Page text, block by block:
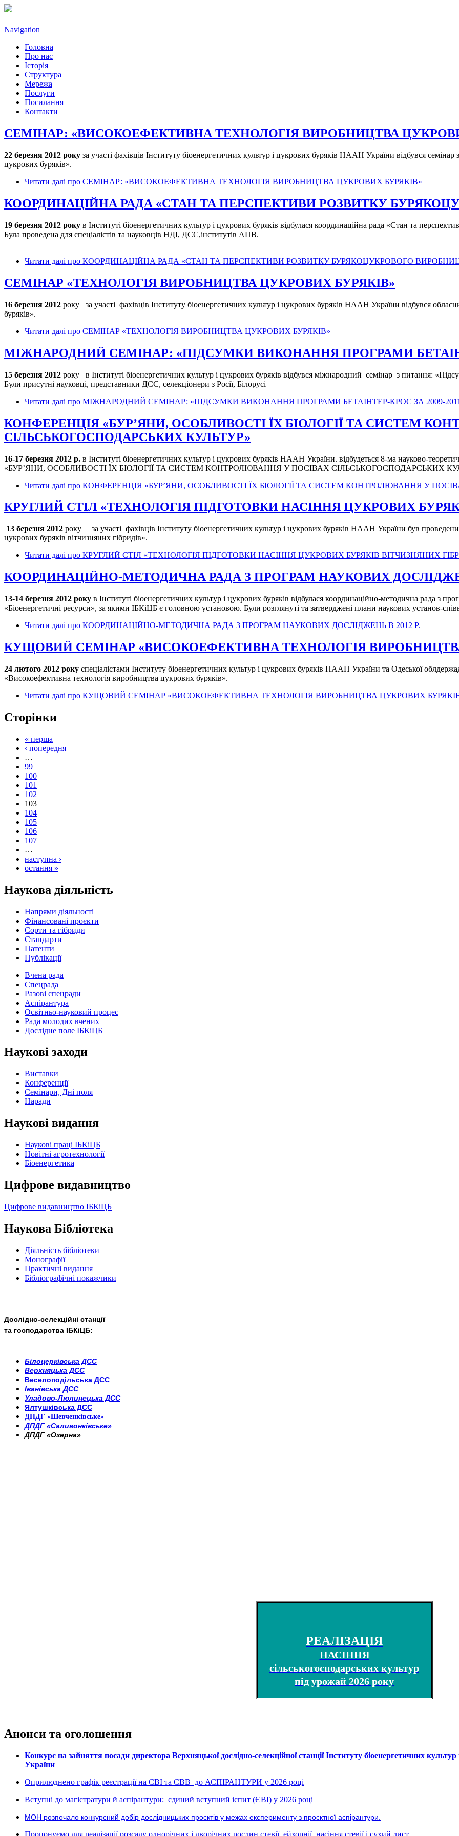
Navigation
Головна
Про нас
Історія
Структура
Мережа
Послуги
Посилання
Контакти
СЕМІНАР: «ВИСОКОЕФЕКТИВНА ТЕХНОЛОГІЯ ВИРОБНИЦТВА
22 березня 2012 року за участі фахівців Інституту біоенергетичних культур і цукрових буряків НААН України відбувся
цукрових буряків».
Читати далі про СЕМІНАР: «ВИСОКОЕФЕКТИВНА ТЕХНОЛОГІЯ ВИРОБНИЦТВА ЦУКРОВИХ БУРЯКІВ»
КООРДИНАЦІЙНА РАДА «СТАН ТА ПЕРСПЕКТИВИ РОЗВИТКУ
19 березня 2012 року в Інституті біоенергетичних культур і цукрових буряків відбулася координаційна рада «Стан та
Була проведена для спеціалістів та науковців НДІ, ДСС,інститутів АПВ.
Читати далі про КООРДИНАЦІЙНА РАДА «СТАН ТА ПЕРСПЕКТИВИ РОЗВИТКУ БУРЯКОЦУКРОВОГО
СЕМІНАР «ТЕХНОЛОГІЯ ВИРОБНИЦТВА ЦУКРОВИХ БУРЯКІВ»
16 березня 2012 року за участі фахівців Інституту біоенергетичних культур і цукрових буряків НААН України відбувся
буряків».
Читати далі про СЕМІНАР «ТЕХНОЛОГІЯ ВИРОБНИЦТВА ЦУКРОВИХ БУРЯКІВ»
МІЖНАРОДНИЙ СЕМІНАР: «ПІДСУМКИ ВИКОНАННЯ ПРОГРАМИ
15 березня 2012 року в Інституті біоенергетичних культур і цукрових буряків відбувся міжнародний семінар з питання:
Були присутні науковці, представники ДСС, селекціонери з Росії, Білорусі
Читати далі про МІЖНАРОДНИЙ СЕМІНАР: «ПІДСУМКИ ВИКОНАННЯ ПРОГРАМИ БЕТАІНТЕР-КРОС ЗА 2009-2011
КОНФЕРЕНЦІЯ «БУР’ЯНИ, ОСОБЛИВОСТІ ЇХ БІОЛОГІЇ ТА СИСТЕМ
СІЛЬСЬКОГОСПОДАРСЬКИХ КУЛЬТУР»
16-17 березня 2012 р. в Інституті біоенергетичних культур і цукрових буряків НААН України. відбудеться 8-ма науково-
«БУР’ЯНИ, ОСОБЛИВОСТІ ЇХ БІОЛОГІЇ ТА СИСТЕМ КОНТРОЛЮВАННЯ У ПОСІВАХ СІЛЬСЬКОГОСПОДАРСЬКИХ
Читати далі про КОНФЕРЕНЦІЯ «БУР’ЯНИ, ОСОБЛИВОСТІ ЇХ БІОЛОГІЇ ТА СИСТЕМ КОНТРОЛЮВАННЯ У
КРУГЛИЙ СТІЛ «ТЕХНОЛОГІЯ ПІДГОТОВКИ НАСІННЯ ЦУКРОВИХ
13 березня 2012 року за участі фахівців Інституту біоенергетичних культур і цукрових буряків НААН України був
цукрових буряків вітчизняних гібридів».
Читати далі про КРУГЛИЙ СТІЛ «ТЕХНОЛОГІЯ ПІДГОТОВКИ НАСІННЯ ЦУКРОВИХ БУРЯКІВ ВІТЧИЗНЯНИХ
КООРДИНАЦІЙНО-МЕТОДИЧНА РАДА З ПРОГРАМ НАУКОВИХ
13-14 березня 2012 року в Інституті біоенергетичних культур і цукрових буряків відбулася координаційно-методична рада з
«Біоенергетичні ресурси», за якими ІБКіЦБ є головною установою. Були розглянуті та затверджені плани наукових установ-
Читати далі про КООРДИНАЦІЙНО-МЕТОДИЧНА РАДА З ПРОГРАМ НАУКОВИХ ДОСЛІДЖЕНЬ В 2012 Р.
КУЩОВИЙ СЕМІНАР «ВИСОКОЕФЕКТИВНА ТЕХНОЛОГІЯ
24 лютого 2012 року спеціалістами Інституту біоенергетичних культур і цукрових буряків НААН України та Одеської
«Високоефективна технологія виробництва цукрових буряків».
Читати далі про КУЩОВИЙ СЕМІНАР «ВИСОКОЕФЕКТИВНА ТЕХНОЛОГІЯ ВИРОБНИЦТВА ЦУКРОВИХ
Сторінки
« перша
‹ попередня
…
99
100
101
102
103
104
105
106
107
…
наступна ›
остання »
Наукова діяльність
Напрями діяльності
Фінансовані проєкти
Сорти та гібриди
Стандарти
Патенти
Публікації
Вчена рада
Спецрада
Разові спецради
Аспірантура
Освітньо-науковий процес
Рада молодих вчених
Дослідне поле ІБКіЦБ
Наукові заходи
Виставки
Конференції
Семінари, Дні поля
Наради
Наукові видання
Наукові праці ІБКіЦБ
Новітні агротехнології
Бiоенергетика
Цифрове видавництво
Цифрове видавництво ІБКіЦБ
Наукова Бібліотека
Діяльність бібліотеки
Монографії
Практичні видання
Бібліографічні покажчики
Дослідно-селекційні станції
та господарства ІБКіЦБ:
Білоцерківська ДСС
Верхняцька ДСС
Веселоподільська ДСС
Іванівська ДСС
Уладово-Люлинецька ДСС
Ялтушківська ДСС
ДПДГ «Шевченківське»
ДПДГ «Саливонківське»
ДПДГ «Озерна»
РЕАЛІЗАЦІЯ
НАСІННЯ
сільськогосподарських культур
під урожай 2026 року
Анонси та оголошення
Конкурс на зайняття посади директора Верхняцької дослідно-селекційної станції Інституту біоенергетичних
України
Оприлюднено графік реєстрації на ЄВІ та ЄВВ до АСПІРАНТУРИ у 2026 році
Вступні до магістратури й аспірантури: єдиний вступний іспит (ЄВІ) у 2026 році
МОН розпочало конкурсний добір дослідницьких проєктів у межах експерименту з проєктної аспірантури.